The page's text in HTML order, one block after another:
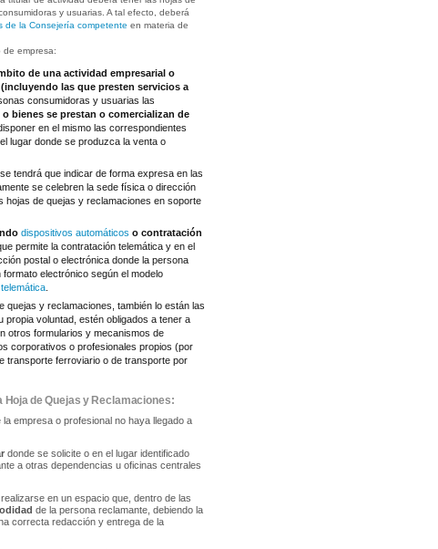
y usuarias. A tal efecto, deberá
de la Consejería competente en materia de
de empresa:
de una actividad empresarial o
las que presten servicios a
consumidoras y usuarias las
bienes se prestan o comercializan de
en el mismo las correspondientes
lugar donde se produzca la venta o
, se tendrá que indicar de forma expresa en las
se celebren la sede física o dirección
hojas de quejas y reclamaciones en soporte
dispositivos automáticos o contratación
permite la contratación telemática y en el
postal o electrónica donde la persona
electrónico según el modelo
quejas y reclamaciones, también lo están las
voluntad, estén obligados a tener a
otros formularios y mecanismos de
corporativos o profesionales propios (por
transporte ferroviario o de transporte por
de Quejas y Reclamaciones:
la empresa o profesional no haya llegado a
donde se solicite o en el lugar identificado
a otras dependencias u oficinas centrales
en un espacio que, dentro de las
de la persona reclamante, debiendo la
correcta redacción y entrega de la